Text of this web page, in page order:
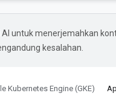
untuk menerjemahkan
kesalahan.
Kubernetes Engine (GKE)